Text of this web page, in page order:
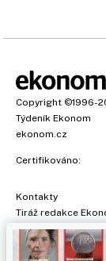
Copyright ©1996-
Týdeník Ekonom
ekonom.cz
Certifikováno:
Kontakty
Tiráž redakce
Předplatné
Prohlášení o